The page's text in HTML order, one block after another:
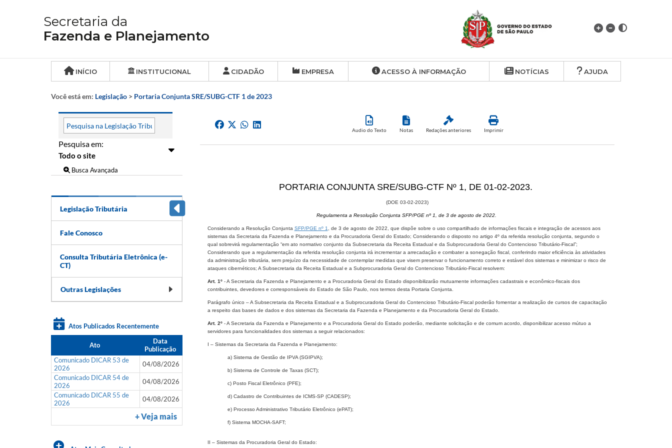
Secretaria da
Fazenda e Planejamento
INÍCIO INSTITUCIONAL CIDADÃO EMPRESA ACESSO À INFORMAÇÃO NOTÍCIAS AJUDA
Você está em: Legislação > Portaria Conjunta SRE/SUBG-CTF 1 de 2023
Pesquisa em:
Busca Avançada
Legislação Tributária
Fale Conosco
Consulta Tributária Eletrônica (e-
CT)
Outras Legislações
Atos Publicados Recentemente
Ato
Data
Publicação
Comunicado DICAR 53 de
2026
04/08/2026
Comunicado DICAR 54 de
2026
04/08/2026
Comunicado DICAR 55 de
2026
04/08/2026
+ Veja mais
Audio do Texto Notas Redações anteriores Imprimir
​PORTARIA CONJUNTA SRE/SUBG-CTF Nº 1, DE 01-02-2023.
(DOE 03-02-2023)
Regulamenta a Resolução Conjunta SFP/PGE nº 1, de 3 de agosto de 2022.
Considerando a Resolução Conjunta SFP/PGE nº 1
, de 3 de agosto de 2022, que dispõe sobre o uso compartilhado de informações fiscais e integração de acessos aos
sistemas da Secretaria da Fazenda e Planejamento e da Procuradoria Geral do Estado; Considerando o disposto no artigo 4º da referida resolução conjunta, segundo o
qual sobrevirá regulamentação “em ato normativo conjunto da Subsecretaria da Receita Estadual e da Subprocuradoria Geral do Contencioso Tributário-Fiscal”;
Considerando que a regulamentação da referida resolução conjunta irá incrementar a arrecadação e combater a sonegação fiscal, conferindo maior eficiência às atividades
da administração tributária, sem prejuízo da necessidade de contemplar medidas que visem preservar o funcionamento correto e estável dos sistemas e minimizar o risco de
ataques cibernéticos; A Subsecretaria da Receita Estadual e a Subprocuradoria Geral do Contencioso Tributário-Fiscal resolvem:
Art. 1º - A Secretaria da Fazenda e Planejamento e a Procuradoria Geral do Estado disponibilizarão mutuamente informações cadastrais e econômico-fiscais dos
contribuintes, devedores e corresponsáveis do Estado de São Paulo, nos termos desta Portaria Conjunta.
Parágrafo único – A Subsecretaria da Receita Estadual e a Subprocuradoria Geral do Contencioso Tributário-Fiscal poderão fomentar a realização de cursos de capacitação
a respeito das bases de dados e dos sistemas da Secretaria da Fazenda e Planejamento e da Procuradoria Geral do Estado.
Art. 2º - A Secretaria da Fazenda e Planejamento e a Procuradoria Geral do Estado poderão, mediante solicitação e de comum acordo, disponibilizar acesso mútuo a
servidores para funcionalidades dos sistemas a seguir relacionados:
I – Sistemas da Secretaria da Fazenda e Planejamento:
a) Sistema de Gestão de IPVA (SGIPVA);
b) Sistema de Controle de Taxas (SCT);
c) Posto Fiscal Eletrônico (PFE);
d) Cadastro de Contribuintes de ICMS-SP (CADESP);
e) Processo Administrativo Tributário Eletrônico (ePAT);
f) Sistema MOCHA-SAFT;
II – Sistemas da Procuradoria Geral do Estado: